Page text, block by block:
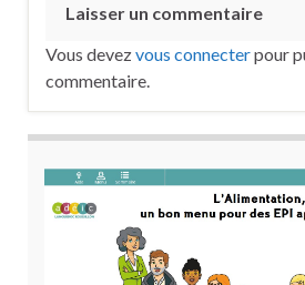
Laisser un commentaire
Vous devezvous connecterpour
commentaire.